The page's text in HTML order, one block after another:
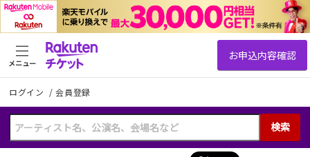
ログイン /会員登録
検索
メニュー